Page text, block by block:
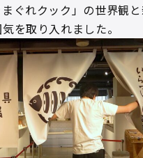
ぐれクック」の世界観
気を取り入れました。